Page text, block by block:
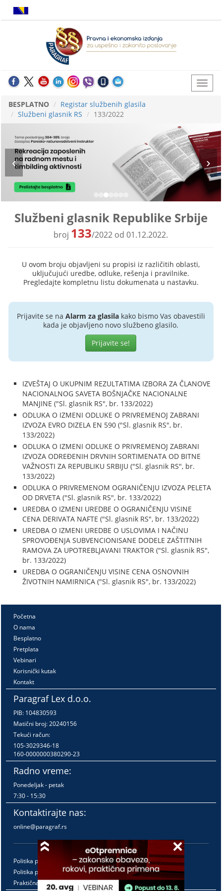
BESPLATNO
Registar službenih glasila
Službeni glasnik RS
133/2022
Službeni glasnik Republike Srbije
broj 133/2022 od 01.12.2022.
U ovom broju objavljeni su propisi iz različitih oblasti,
uključujući uredbe, odluke, rešenja i pravilnike.
Pregledajte kompletnu listu dokumenata u nastavku.
Prijavite se na Alarm za glasilakako bismo Vas obavestili
kada je objavljeno novo službeno glasilo.
Prijavite se!
IZVEŠTAJ O UKUPNIM REZULTATIMA IZBORA ZA ČLANOVE
NACIONALNOG SAVETA BOŠNJAČKE NACIONALNE
MANJINE ("Sl. glasnik RS", br. 133/2022)
ODLUKA O IZMENI ODLUKE O PRIVREMENOJ ZABRANI
IZVOZA EVRO DIZELA EN 590 ("Sl. glasnik RS", br.
133/2022)
ODLUKA O IZMENI ODLUKE O PRIVREMENOJ ZABRANI
IZVOZA ODREĐENIH DRVNIH SORTIMENATA OD BITNE
VAŽNOSTI ZA REPUBLIKU SRBIJU ("Sl. glasnik RS", br.
133/2022)
ODLUKA O PRIVREMENOM OGRANIČENJU IZVOZA PELETA
OD DRVETA ("Sl. glasnik RS", br. 133/2022)
UREDBA O IZMENI UREDBE O OGRANIČENJU VISINE
CENA DERIVATA NAFTE ("Sl. glasnik RS", br. 133/2022)
UREDBA O IZMENI UREDBE O USLOVIMA I NAČINU
SPROVOĐENJA SUBVENCIONISANE DODELE ZAŠTITNIH
RAMOVA ZA UPOTREBLJAVANI TRAKTOR ("Sl. glasnik RS",
br. 133/2022)
UREDBA O OGRANIČENJU VISINE CENA OSNOVNIH
ŽIVOTNIH NAMIRNICA ("Sl. glasnik RS", br. 133/2022)
Početna
O nama
Besplatno
Pretplata
Vebinari
Korisnički kutak
Kontakt
Paragraf Lex d.o.o.
PIB: 104830593
Matični broj: 20240156
Tekući račun:
105-3029346-18
160-0000000380290-23
Radno vreme:
Ponedeljak - petak
7:30 - 15:30
Kontaktirajte nas:
online@paragraf.rs
Politika privatnosti
Politika pružanja usluga
Praktična pravila pružanja usluga